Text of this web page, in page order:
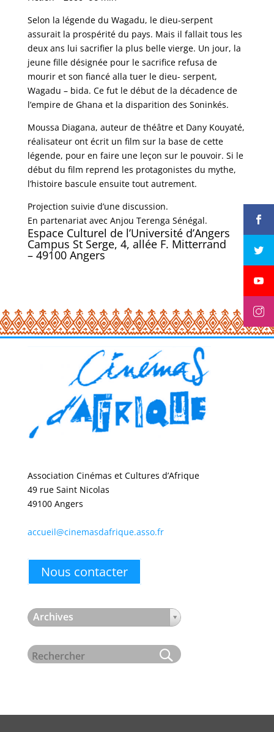
Selon la légende du Wagadu, le dieu-serpent
assurait la prospérité du pays. Mais il fallait tous les
deux ans lui sacrifier la plus belle vierge. Un jour, la
jeune fille désignée pour le sacrifice refusa de
mourir et son fiancé alla tuer le dieu- serpent,
Wagadu – bida. Ce fut le début de la décadence de
l’empire de Ghana et la disparition des Soninkés.
Moussa Diagana, auteur de théâtre et Dany Kouyaté,
réalisateur ont écrit un film sur la base de cette
légende, pour en faire une leçon sur le pouvoir. Si le
début du film reprend les protagonistes du mythe,
l’histoire bascule ensuite tout autrement.
Projection suivie d’une discussion.
En partenariat avec Anjou Terenga Sénégal.
Espace Culturel de l’Université d’Angers
Campus St Serge, 4, allée F. Mitterrand
– 49100 Angers
Association Cinémas et Cultures d’Afrique
49 rue Saint Nicolas
49100 Angers
accueil@cinemasdafrique.asso.fr
Nous contacter
Archives